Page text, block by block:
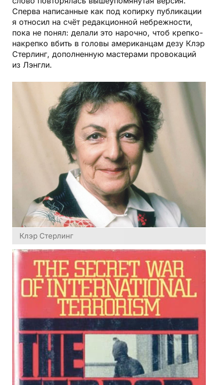
Сперва написанные как под копирку публикации
я относил на счёт редакционной небрежности,
пока не понял: делали это нарочно, чтоб крепко-
накрепко вбить в головы американцам дезу Клэр
Стерлинг, дополненную мастерами провокаций
из Лэнгли.
Клэр Стерлинг